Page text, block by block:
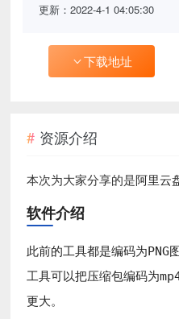
更新：2022-4-1 04:05:30
下载地址
资源介绍
本次为大家分享的是阿里云
软件介绍
此前的工具都是编码为PNG
工具可以把压缩包编码为
更大。